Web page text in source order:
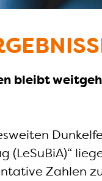
bleibt
(LeSuBiA)“
Zahlen